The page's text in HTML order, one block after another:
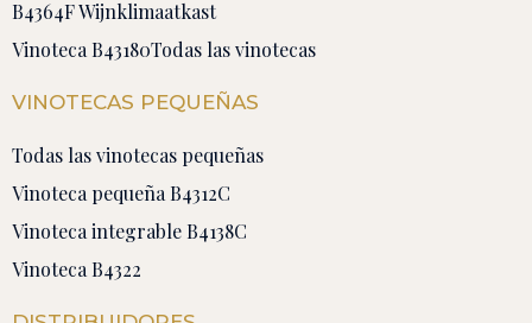
B4364F Wijnklimaatkast
Vinoteca B43180Todas las vinotecas
VINOTECAS PEQUEÑAS
Todas las vinotecas pequeñas
Vinoteca pequeña B4312C
Vinoteca integrable B4138C
Vinoteca B4322